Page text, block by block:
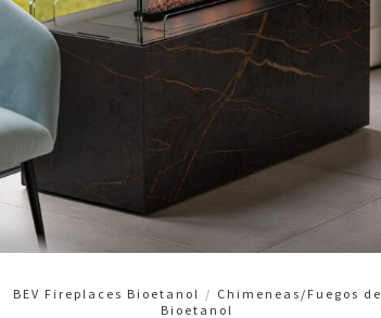
BEV Fireplaces Bioetanol / Chimeneas/Fuegos de
Bioetanol